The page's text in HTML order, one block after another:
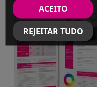
favorite_border
REJEITAR TUDO
ACEITO